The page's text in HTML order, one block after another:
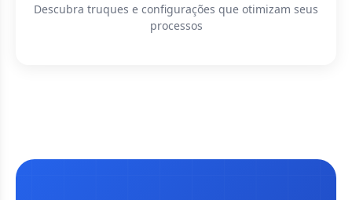
Descubra truques e configurações que otimizam seus
processos